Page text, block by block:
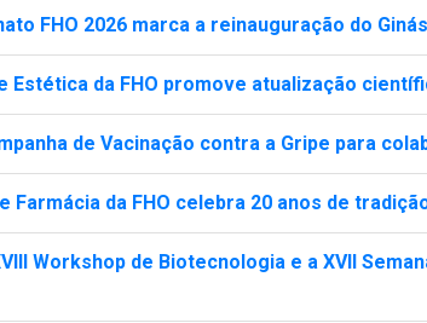
FHO 2026 marca a reinauguração do
Estética da FHO promove atualização
de Vacinação contra a Gripe para
Farmácia da FHO celebra 20 anos de
Workshop de Biotecnologia e a XVII